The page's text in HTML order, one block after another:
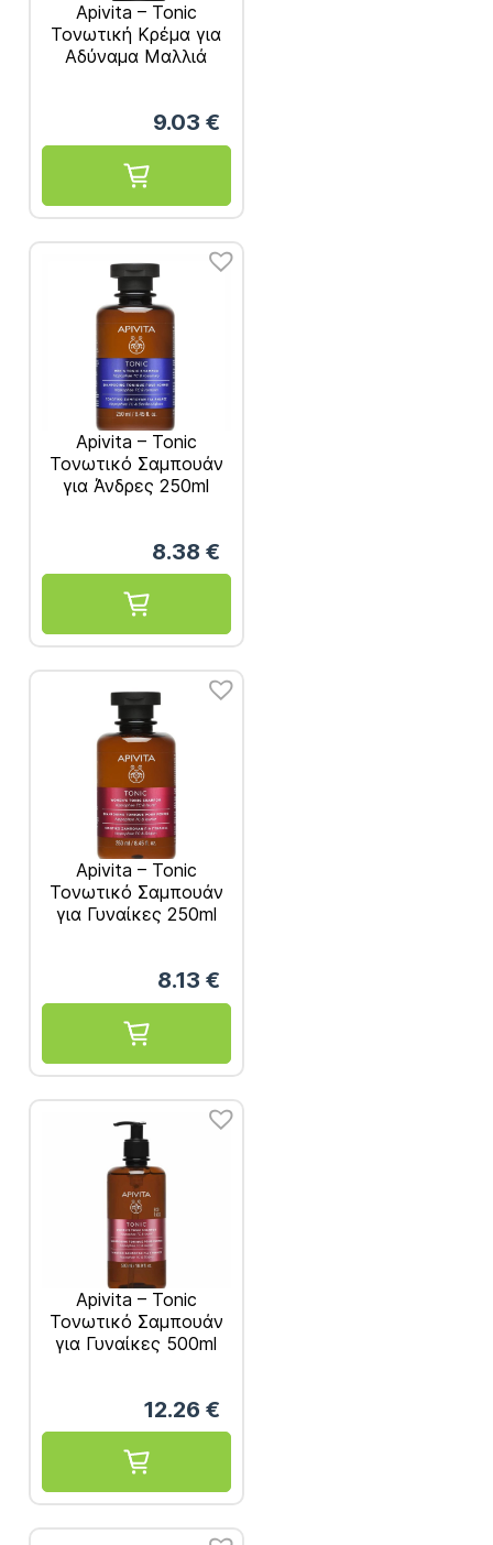
Apivita – Tonic
Τονωτική Κρέμα για
Αδύναμα Μαλλιά
9.03 €
Apivita – Tonic
Τονωτικό Σαμπουάν
για Άνδρες 250ml
8.38 €
Apivita – Tonic
Τονωτικό Σαμπουάν
για Γυναίκες 250ml
8.13 €
Apivita – Tonic
Τονωτικό Σαμπουάν
για Γυναίκες 500ml
12.26 €